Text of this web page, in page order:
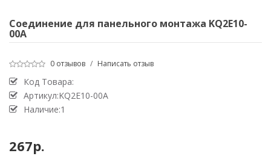
Соединение для панельного монтажа KQ2E10-
00A
0 отзывов / Написать отзыв
Код Товара:
Артикул:KQ2E10-00A
Наличие:1
267р.